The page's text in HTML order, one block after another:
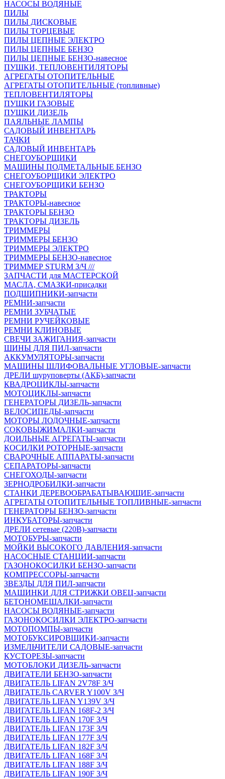
НАСОСЫ ВОДЯНЫЕ
ПИЛЫ
ПИЛЫ ДИСКОВЫЕ
ПИЛЫ ТОРЦЕВЫЕ
ПИЛЫ ЦЕПНЫЕ ЭЛЕКТРО
ПИЛЫ ЦЕПНЫЕ БЕНЗО
ПИЛЫ ЦЕПНЫЕ БЕНЗО-навесное
ПУШКИ, ТЕПЛОВЕНТИЛЯТОРЫ
АГРЕГАТЫ ОТОПИТЕЛЬНЫЕ
АГРЕГАТЫ ОТОПИТЕЛЬНЫЕ (топливные)
ТЕПЛОВЕНТИЛЯТОРЫ
ПУШКИ ГАЗОВЫЕ
ПУШКИ ДИЗЕЛЬ
ПАЯЛЬНЫЕ ЛАМПЫ
САДОВЫЙ ИНВЕНТАРЬ
ТАЧКИ
САДОВЫЙ ИНВЕНТАРЬ
СНЕГОУБОРЩИКИ
МАШИНЫ ПОДМЕТАЛЬНЫЕ БЕНЗО
СНЕГОУБОРЩИКИ ЭЛЕКТРО
СНЕГОУБОРЩИКИ БЕНЗО
ТРАКТОРЫ
ТРАКТОРЫ-навесное
ТРАКТОРЫ БЕНЗО
ТРАКТОРЫ ДИЗЕЛЬ
ТРИММЕРЫ
ТРИММЕРЫ БЕНЗО
ТРИММЕРЫ ЭЛЕКТРО
ТРИММЕРЫ БЕНЗО-навесное
ТРИММЕР STURM З/Ч ///
ЗАПЧАСТИ для МАСТЕРСКОЙ
МАСЛА, СМАЗКИ-присадки
ПОДШИПНИКИ-запчасти
РЕМНИ-запчасти
РЕМНИ ЗУБЧАТЫЕ
РЕМНИ РУЧЕЙКОВЫЕ
РЕМНИ КЛИНОВЫЕ
СВЕЧИ ЗАЖИГАНИЯ-запчасти
ШИНЫ ДЛЯ ПИЛ-запчасти
АККУМУЛЯТОРЫ-запчасти
МАШИНЫ ШЛИФОВАЛЬНЫЕ УГЛОВЫЕ-запчасти
ДРЕЛИ шуруповерты (АКБ)-запчасти
КВАДРОЦИКЛЫ-запчасти
МОТОЦИКЛЫ-запчасти
ГЕНЕРАТОРЫ ДИЗЕЛЬ-запчасти
ВЕЛОСИПЕДЫ-запчасти
МОТОРЫ ЛОДОЧНЫЕ-запчасти
СОКОВЫЖИМАЛКИ-запчасти
ДОИЛЬНЫЕ АГРЕГАТЫ-запчасти
КОСИЛКИ РОТОРНЫЕ-запчасти
СВАРОЧНЫЕ АППАРАТЫ-запчасти
СЕПАРАТОРЫ-запчасти
СНЕГОХОДЫ-запчасти
ЗЕРНОДРОБИЛКИ-запчасти
СТАНКИ ДЕРЕВООБРАБАТЫВАЮЩИЕ-запчасти
АГРЕГАТЫ ОТОПИТЕЛЬНЫЕ ТОПЛИВНЫЕ-запчасти
ГЕНЕРАТОРЫ БЕНЗО-запчасти
ИНКУБАТОРЫ-запчасти
ДРЕЛИ сетевые (220В)-запчасти
МОТОБУРЫ-запчасти
МОЙКИ ВЫСОКОГО ДАВЛЕНИЯ-запчасти
НАСОСНЫЕ СТАНЦИИ-запчасти
ГАЗОНОКОСИЛКИ БЕНЗО-запчасти
КОМПРЕССОРЫ-запчасти
ЗВЕЗДЫ ДЛЯ ПИЛ-запчасти
МАШИНКИ ДЛЯ СТРИЖКИ ОВЕЦ-запчасти
БЕТОНОМЕШАЛКИ-запчасти
НАСОСЫ ВОДЯНЫЕ-запчасти
ГАЗОНОКОСИЛКИ ЭЛЕКТРО-запчасти
МОТОПОМПЫ-запчасти
МОТОБУКСИРОВЩИКИ-запчасти
ИЗМЕЛЬЧИТЕЛИ САДОВЫЕ-запчасти
КУСТОРЕЗЫ-запчасти
МОТОБЛОКИ ДИЗЕЛЬ-запчасти
ДВИГАТЕЛИ БЕНЗО-запчасти
ДВИГАТЕЛЬ LIFAN 2V78F З/Ч
ДВИГАТЕЛЬ CARVER Y100V З/Ч
ДВИГАТЕЛЬ LIFAN Y139V З/Ч
ДВИГАТЕЛЬ LIFAN 168F-2 З/Ч
ДВИГАТЕЛЬ LIFAN 170F З/Ч
ДВИГАТЕЛЬ LIFAN 173F З/Ч
ДВИГАТЕЛЬ LIFAN 177F З/Ч
ДВИГАТЕЛЬ LIFAN 182F З/Ч
ДВИГАТЕЛЬ LIFAN 168F З/Ч
ДВИГАТЕЛЬ LIFAN 188F З/Ч
ДВИГАТЕЛЬ LIFAN 190F З/Ч